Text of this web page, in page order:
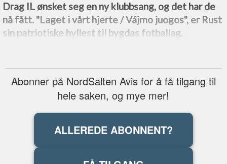
Drag IL ønsket seg en ny klubbsang, og det har de
nå fått. "Laget i vårt hjerte / Vájmo juogos", er Rust
sin patriotiske hyllest til bygdas fotballag.
Abonner på NordSalten Avis for å få tilgang til
hele saken, og mye mer!
ALLEREDE ABONNENT?